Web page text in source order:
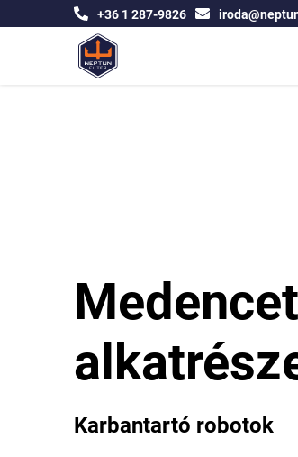
+36 1 287-9826
Karbantartó robotok